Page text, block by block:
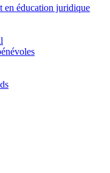
en éducation juridique